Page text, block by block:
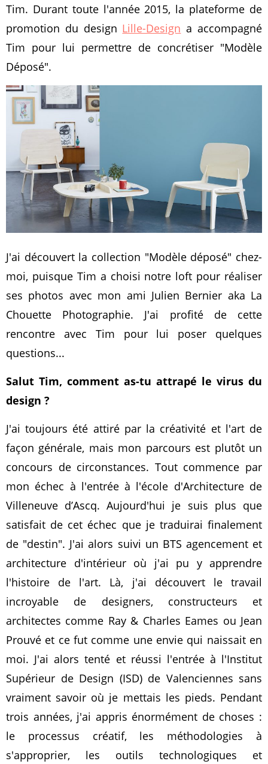
Tim. Durant toute l'année 2015, la plateforme de
promotion du design Lille-Design a accompagné
Tim pour lui permettre de concrétiser "Modèle
Déposé".
J'ai découvert la collection "Modèle déposé" chez-
moi, puisque Tim a choisi notre loft pour réaliser
ses photos avec mon ami Julien Bernier aka La
Chouette Photographie. J'ai profité de cette
rencontre avec Tim pour lui poser quelques
questions...
Salut Tim, comment as-tu attrapé le virus du
design ?
J'ai toujours été attiré par la créativité et l'art de
façon générale, mais mon parcours est plutôt un
concours de circonstances. Tout commence par
mon échec à l'entrée à l'école d'Architecture de
Villeneuve d’Ascq. Aujourd'hui je suis plus que
satisfait de cet échec que je traduirai finalement
de "destin". J'ai alors suivi un BTS agencement et
architecture d'intérieur où j'ai pu y apprendre
l'histoire de l'art. Là, j'ai découvert le travail
incroyable de designers, constructeurs et
architectes comme Ray & Charles Eames ou Jean
Prouvé et ce fut comme une envie qui naissait en
moi. J'ai alors tenté et réussi l'entrée à l'Institut
Supérieur de Design (ISD) de Valenciennes sans
vraiment savoir où je mettais les pieds. Pendant
trois années, j'ai appris énormément de choses :
le processus créatif, les méthodologies à
s'approprier, les outils technologiques et